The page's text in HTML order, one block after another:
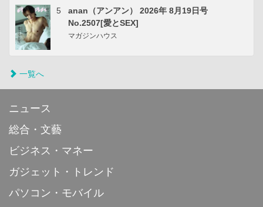
5
anan（アンアン） 2026年 8月19日号
No.2507[愛とSEX]
マガジンハウス
一覧へ
ニュース
総合・文藝
ビジネス・マネー
ガジェット・トレンド
パソコン・モバイル